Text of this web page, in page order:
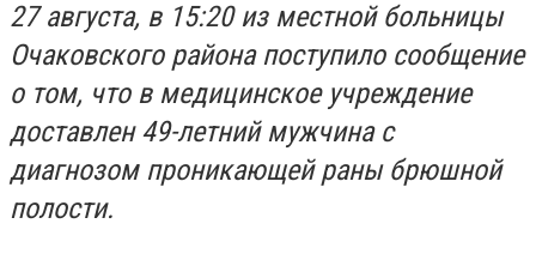
27 августа, в 15:20 из местной больницы
Очаковского района поступило сообщение
о том, что в медицинское учреждение
доставлен 49-летний мужчина с
диагнозом проникающей раны брюшной
полости.